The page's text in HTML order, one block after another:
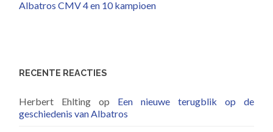
Albatros CMV 4 en 10 kampioen
RECENTE REACTIES
Herbert Ehlting op Een nieuwe terugblik op de
geschiedenis van Albatros